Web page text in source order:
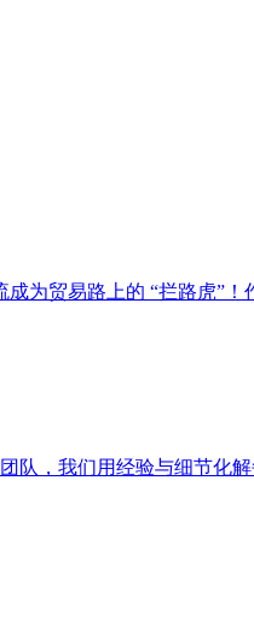
为贸易路上的 “拦路虎”！
队，我们用经验与细节化